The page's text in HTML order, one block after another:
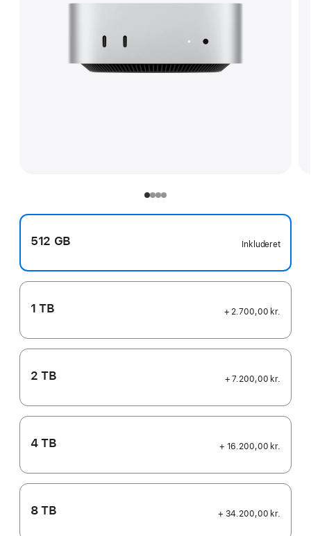
512 GB Inkluderet
1 TB + 2.700,00 kr.
2 TB + 7.200,00 kr.
4 TB + 16.200,00 kr.
8 TB + 34.200,00 kr.